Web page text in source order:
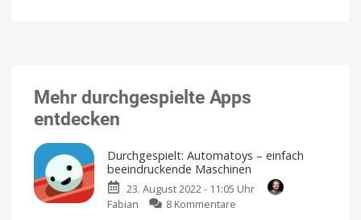
Mehr durchgespielte Apps
entdecken
Durchgespielt: Automatoys – einfach
beeindruckende Maschinen
23. August 2022 - 11:05 Uhr
Fabian
8 Kommentare